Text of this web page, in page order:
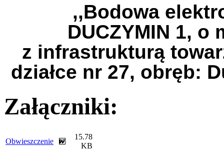
,,Bodowa
DUCZYMIN 1, o
z infrastrukturą
działce nr 27, obręb:
Załączniki:
Obwieszczenie
15.78
KB